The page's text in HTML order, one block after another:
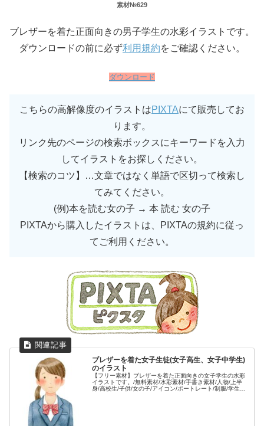
素材№629
ブレザーを着た正面向きの男子学生の水彩イラストです。
ダウンロードの前に必ず利用規約をご確認ください。
ダウンロード
こちらの高解像度のイラストはPIXTAにて販売してお
ります。
リンク先のページの検索ボックスにキーワードを入力
してイラストをお探しください。
【検索のコツ】…文章ではなく単語で区切って検索し
てみてください。
(例)本を読む女の子 → 本 読む 女の子
PIXTAから購入したイラストは、PIXTAの規約に従っ
てご利用ください。
ブレザーを着た女子生徒(女子高生、女子中学生)
のイラスト
【フリー素材】ブレザーを着た正面向きの女子学生の水彩
イラストです。/無料素材/水彩素材/手書き素材/人物/上半
身/高校生/子供/女の子/アイコン/ポートレート/制服/学生服/